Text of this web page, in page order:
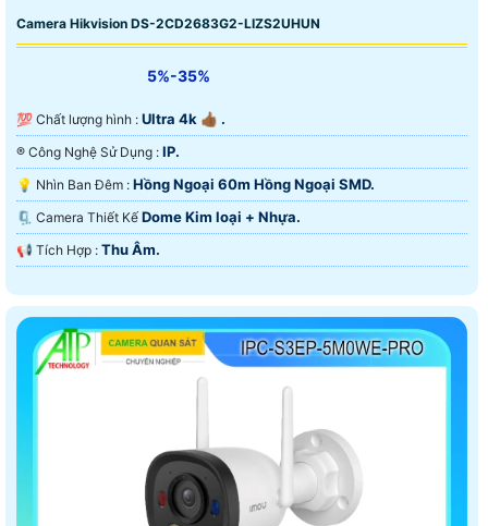
Camera Hikvision DS-2CD2683G2-LIZS2UHUN
5%-35%
💯 Chất lượng hình : Ultra 4k 👍🏾 .
®️ Công Nghệ Sử Dụng : IP.
💡 Nhìn Ban Đêm : Hồng Ngoại 60m Hồng Ngoại SMD.
🗜️ Camera Thiết Kế Dome Kim loại + Nhựa.
️📢 Tích Hợp : Thu Âm.